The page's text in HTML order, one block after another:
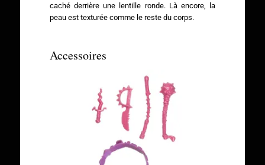
caché derrière une lentille ronde. Là encore, la
peau est texturée comme le reste du corps.
Accessoires